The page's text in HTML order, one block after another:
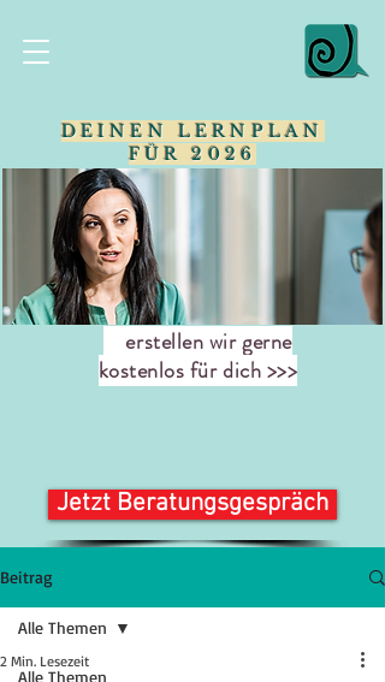
DEINEN LERNPLAN
FÜR 2026
erstellen wir gerne
kostenlos für dich >>>
Jetzt Beratungsgespräch
Beitrag
Alle Themen
Alle Themen
2 Min. Lesezeit